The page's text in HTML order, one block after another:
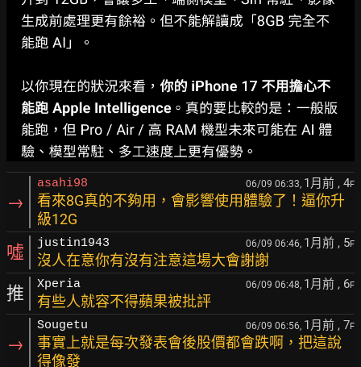
→
asahi98 06/09 06:33, 1月前 , 4F
看來8G真的不夠用，會影響使用體驗了！逼你升
級12G
噓 justin1943 06/09 06:46, 1月前 , 5F
沒人在意你有沒有注意這場大會謝謝
推 Xperia 06/09 06:48, 1月前 , 6F
有些人就容不得蘋果被批評
→
Sougetu 06/09 06:56, 1月前 , 7F
事實上就是每次發表會後股價都會跌啊，把這說
得像發